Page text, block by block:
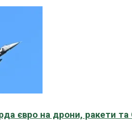
євро на дрони, ракети та